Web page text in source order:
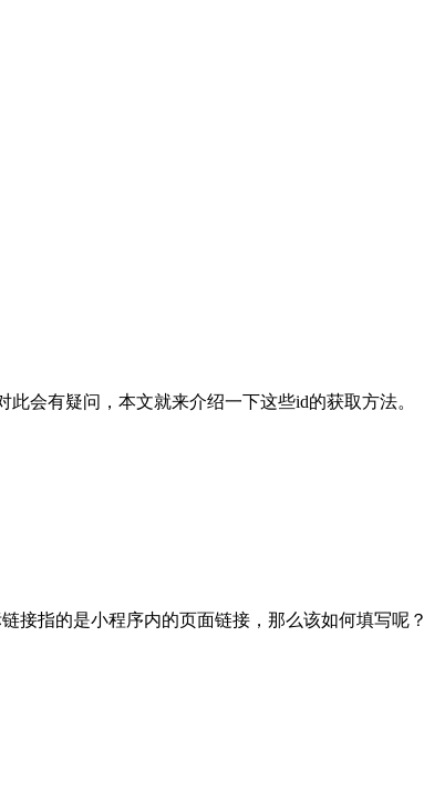
会有疑问，本文就来介绍一下这些id的获取方法。
接指的是小程序内的页面链接，那么该如何填写呢？